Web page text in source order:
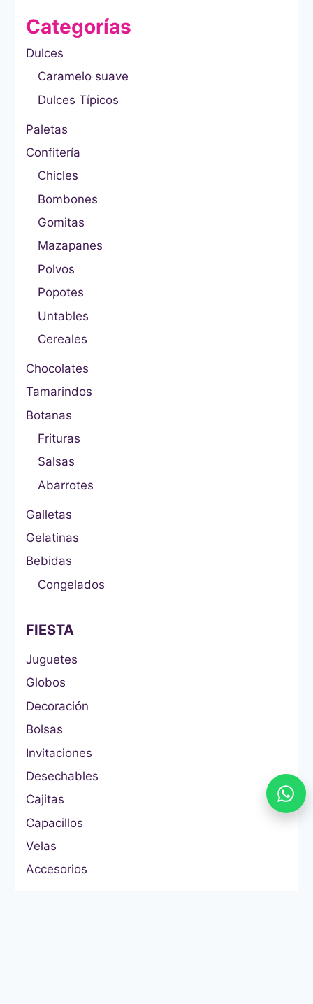
Categorías
Dulces
Caramelo suave
Dulces Típicos
Paletas
Confitería
Chicles
Bombones
Gomitas
Mazapanes
Polvos
Popotes
Untables
Cereales
Chocolates
Tamarindos
Botanas
Frituras
Salsas
Abarrotes
Galletas
Gelatinas
Bebidas
Congelados
FIESTA
Juguetes
Globos
Decoración
Bolsas
Invitaciones
Desechables
Cajitas
Capacillos
Velas
Accesorios